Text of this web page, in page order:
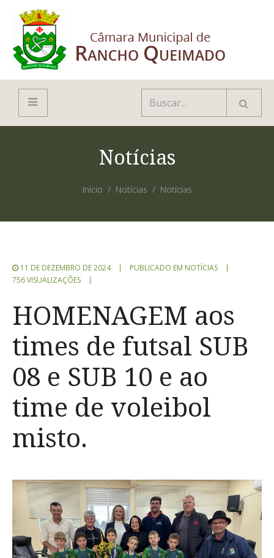
Notícias
Início Notícias Notícias
11 DE DEZEMBRO DE 2024 PUBLICADO EM NOTÍCIAS
756 VISUALIZAÇÕES
HOMENAGEM aos
times de futsal SUB
08 e SUB 10 e ao
time de voleibol
misto.